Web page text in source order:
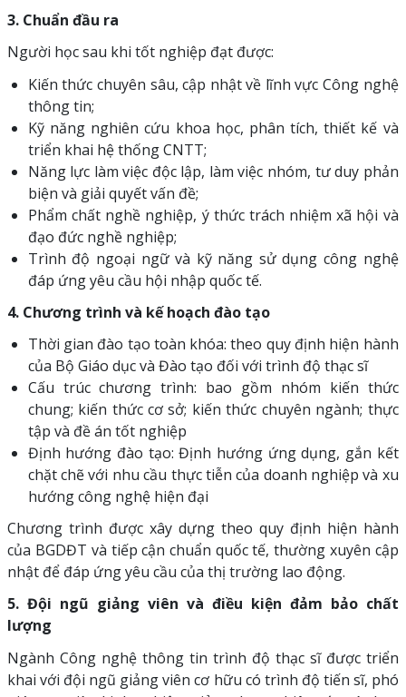
3. Chuẩn đầu ra
Người học sau khi tốt nghiệp đạt được:
Kiến thức chuyên sâu, cập nhật về lĩnh vực Công nghệ
thông tin;
Kỹ năng nghiên cứu khoa học, phân tích, thiết kế và
triển khai hệ thống CNTT;
Năng lực làm việc độc lập, làm việc nhóm, tư duy phản
biện và giải quyết vấn đề;
Phẩm chất nghề nghiệp, ý thức trách nhiệm xã hội và
đạo đức nghề nghiệp;
Trình độ ngoại ngữ và kỹ năng sử dụng công nghệ
đáp ứng yêu cầu hội nhập quốc tế.
4. Chương trình và kế hoạch đào tạo
Thời gian đào tạo toàn khóa: theo quy định hiện hành
của Bộ Giáo dục và Đào tạo đối với trình độ thạc sĩ
Cấu trúc chương trình: bao gồm nhóm kiến thức
chung; kiến thức cơ sở; kiến thức chuyên ngành; thực
tập và đề án tốt nghiệp
Định hướng đào tạo: Định hướng ứng dụng, gắn kết
chặt chẽ với nhu cầu thực tiễn của doanh nghiệp và xu
hướng công nghệ hiện đại
Chương trình được xây dựng theo quy định hiện hành
của BGDĐT và tiếp cận chuẩn quốc tế, thường xuyên cập
nhật để đáp ứng yêu cầu của thị trường lao động.
5. Đội ngũ giảng viên và điều kiện đảm bảo chất
lượng
Ngành Công nghệ thông tin trình độ thạc sĩ được triển
khai với đội ngũ giảng viên cơ hữu có trình độ tiến sĩ, phó